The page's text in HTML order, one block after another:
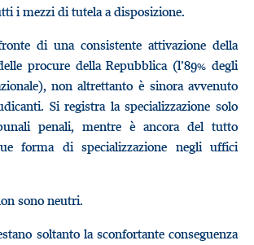
i mezzi di tutela a disposizione.
di una consistente attivazione della
procure della Repubblica (l’89% degli
non altrettanto è sinora avvenuto
Si registra la specializzazione solo
penali, mentre è ancora del tutto
forma di specializzazione negli uffici
sono neutri.
soltanto la sconfortante conseguenza